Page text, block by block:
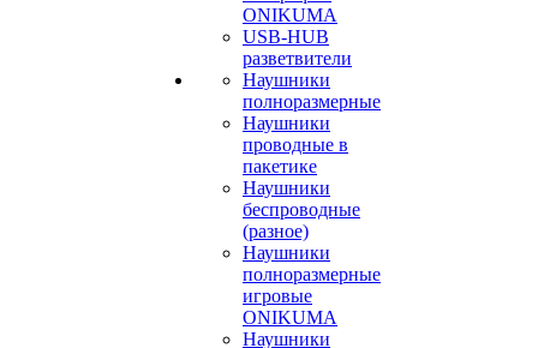
ONIKUMA
USB-HUB
разветвители
Наушники
полноразмерные
Наушники
проводные в
пакетике
Наушники
беспроводные
(разное)
Наушники
полноразмерные
игровые
ONIKUMA
Наушники